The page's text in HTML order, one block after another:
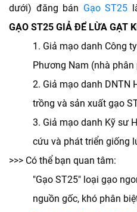
dưới) đăng bán Gạo ST25
GẠO ST25 GIẢ ĐỂ LỪA GẠT
1. Giả mạo danh Công
Phương Nam (nhà
2. Giả mạo danh DNTN
trồng và sản xuất gạo
3. Giả mạo danh Kỹ sư
cứu và phát triển giống
>>> Có thể bạn quan tâm:
"Gạo ST25" loại gạo
nguồn gốc, khó phân